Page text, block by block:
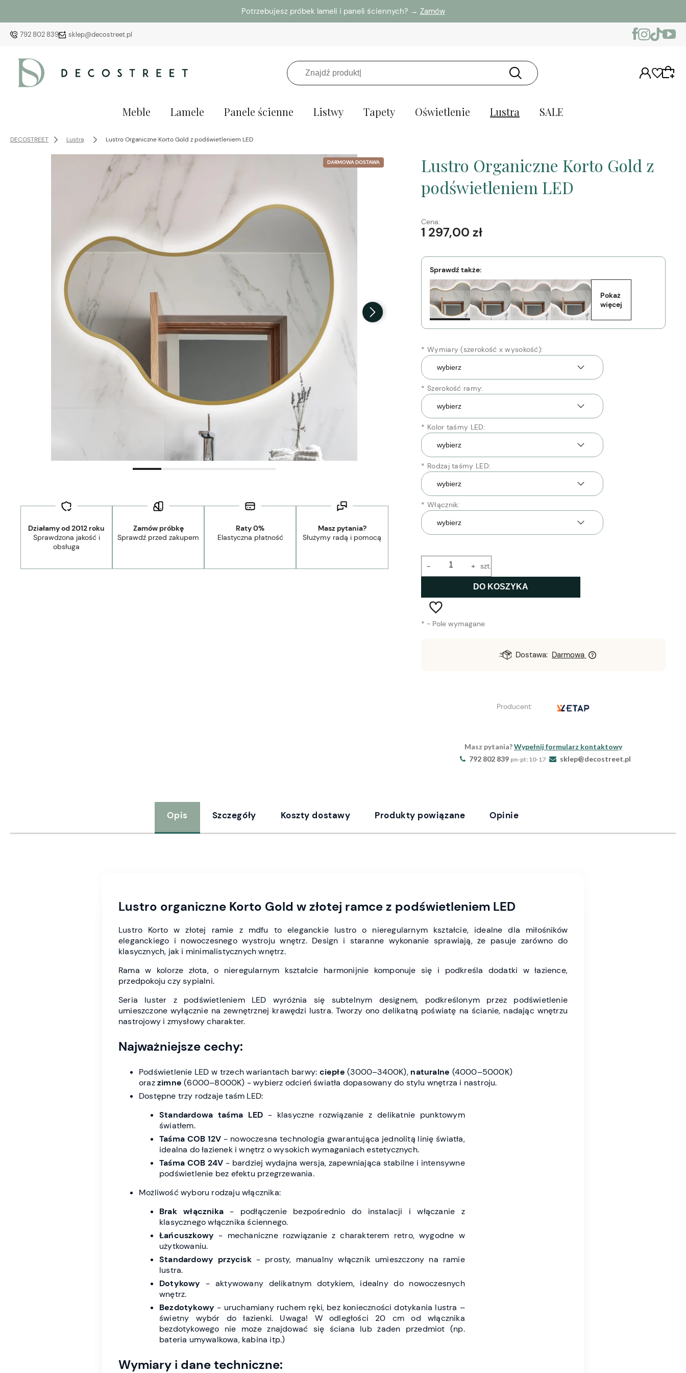
Potrzebujesz próbek lameli i paneli ściennych? → Zamów
792 802 839 sklep@decostreet.pl
Meble Lamele Panele ścienne Listwy Tapety Oświetlenie Lustra SALE
DECOSTREET Lustra Lustro Organiczne Korto Gold z podświetleniem LED
DARMOWA DOSTAWA
Działamy od 2012 roku
Sprawdzona jakość i
obsługa
Zamów próbkę
Sprawdź przed zakupem
Raty 0%
Elastyczna płatność
Masz pytania?
Służymy radą i pomocą
Lustro Organiczne Korto Gold z
podświetleniem LED
Cena:
1 297,00 zł
Sprawdź także:
Pokaż
więcej
* Wymiary (szerokość x wysokość):
* Szerokość ramy:
* Kolor taśmy LED:
* Rodzaj taśmy LED:
* Włącznik:
+
- szt.
DO KOSZYKA
* - Pole wymagane
Dostawa: Darmowa
Producent:
Masz pytania?Wypełnij formularz kontaktowy
792 802 839 pn-pt: 10-17 sklep@decostreet.pl
Opis Szczegóły Koszty dostawy Produkty powiązane Opinie
Lustro organiczne Korto Gold w złotej ramce z podświetleniem LED
Lustro Korto w złotej ramie z mdfu to eleganckie lustro o nieregularnym kształcie, idealne dla miłośników
eleganckiego i nowoczesnego wystroju wnętrz. Design i staranne wykonanie sprawiają, że pasuje zarówno do
klasycznych, jak i minimalistycznych wnętrz.
Rama w kolorze złota, o nieregularnym kształcie harmonijnie komponuje się i podkreśla dodatki w łazience,
przedpokoju czy sypialni.
Seria luster z podświetleniem LED wyróżnia się subtelnym designem, podkreślonym przez podświetlenie
umieszczone wyłącznie na zewnętrznej krawędzi lustra. Tworzy ono delikatną poświatę na ścianie, nadając wnętrzu
nastrojowy i zmysłowy charakter.
Najważniejsze cechy:
Podświetlenie LED w trzech wariantach barwy: ciepłe (3000–3400K), naturalne (4000–5000K)
orazzimne (6000–8000K) - wybierz odcień światła dopasowany do stylu wnętrza i nastroju.
Dostępne trzy rodzaje taśm LED:
Standardowa taśma LED - klasyczne rozwiązanie z delikatnie punktowym
światłem.
Taśma COB 12V - nowoczesna technologia gwarantująca jednolitą linię światła,
idealna do łazienek i wnętrz o wysokich wymaganiach estetycznych.
Taśma COB 24V - bardziej wydajna wersja, zapewniająca stabilne i intensywne
podświetlenie bez efektu przegrzewania.
Możliwość wyboru rodzaju włącznika:
Brak włącznika- podłączenie bezpośrednio do instalacji i włączanie z
klasycznego włącznika ściennego.
Łańcuszkowy - mechaniczne rozwiązanie z charakterem retro, wygodne w
użytkowaniu.
Standardowy przycisk- prosty, manualny włącznik umieszczony na ramie
lustra.
Dotykowy - aktywowany delikatnym dotykiem, idealny do nowoczesnych
wnętrz.
Bezdotykowy - uruchamiany ruchem ręki, bez konieczności dotykania lustra –
świetny wybór do łazienki. Uwaga! W odległości 20 cm od włącznika
bezdotykowego nie może znajdować się ściana lub żaden przedmiot (np.
bateria umywalkowa, kabina itp.)
Wymiary i dane techniczne: